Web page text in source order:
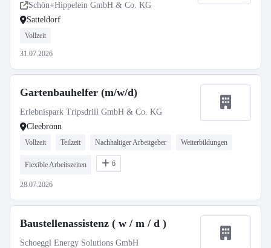
Schön+Hippelein GmbH & Co. KG
Satteldorf
Vollzeit
31.07.2026
Gartenbauhelfer (m/w/d)
Erlebnispark Tripsdrill GmbH & Co. KG
Cleebronn
Vollzeit Teilzeit Nachhaltiger Arbeitgeber Weiterbildungen
Flexible Arbeitszeiten 6
28.07.2026
Baustellenassistenz ( w / m / d )
Schoeggl Energy Solutions GmbH